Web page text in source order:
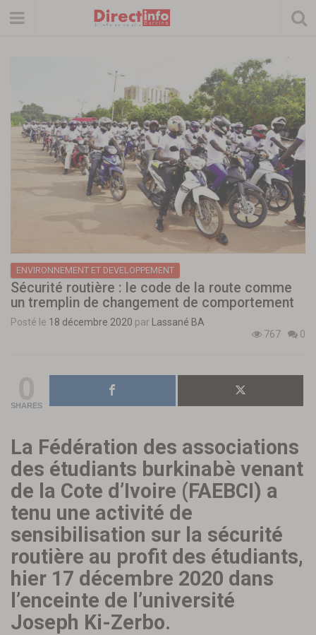
ENVIRONNEMENT ET DEVELOPPEMENT
Sécurité routière : le code de la route comme
un tremplin de changement de comportement
Posté le 18 décembre 2020 par
Lassané BA
767
0
SHARES
La Fédération des associations
des étudiants burkinabè venant
de la Cote d’Ivoire (FAEBCI) a
tenu une activité de
sensibilisation sur la sécurité
routière au profit des étudiants,
hier 17 décembre 2020 dans
l’enceinte de l’université
Joseph Ki-Zerbo.